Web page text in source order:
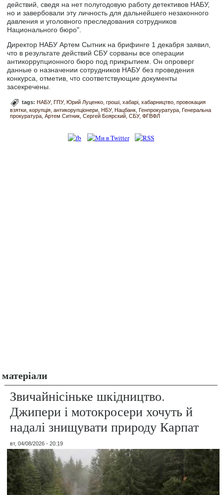
действий, сведя на нет полугодовую работу детективов НАБУ,
но и завербовали эту личность для дальнейшего незаконного
давления и уголовного преследования сотрудников
Национального бюро".
Директор НАБУ Артем Сытник на брифинге 1 декабря заявил,
что в результате действий СБУ сорваны все операции
антикоррупционного бюро под прикрытием. Он опроверг
данные о назначении сотрудников НАБУ без проведения
конкурса, отметив, что соответствующие документы
засекречены.
tags:НАБУ ГПУ Юрий Луценко гроші хабарі хабарництво провокация
взятки корупція антикорупціонери НБУ Нацбанк Генпрокуратура
Генеральна
прокуратура Артем Ситник Сергей Боярский СБУ ФГВФЛ
матеріали
Звичайнісіньке шкідництво.
Джипери і мотокросери хочуть й
надалі знищувати природу Карпат
вт, 04/08/2026 - 20:19